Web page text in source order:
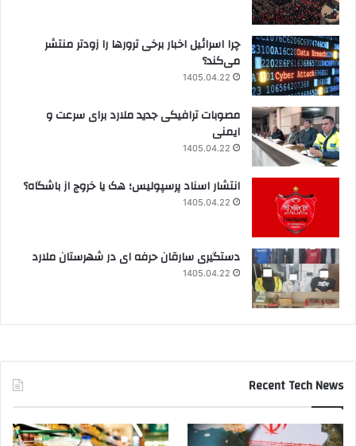
چرا اسرائیل اخبار برخی ترورها را زودتر منتشر
می‌کند؟
1405.04.22
مصوبات ترافیکی جدید ملارد برای سرعت و
ایمنی
1405.04.22
انتشار اسناد پرسپولیس؛ هک یا خروج از باشگاه؟
1405.04.22
دستگیری سارقان حرفه ای در شهرستان ملارد
1405.04.22
Recent Tech News